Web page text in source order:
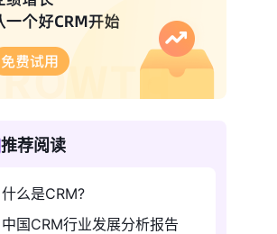
推荐阅读
什么是CRM?
中国CRM行业发展分析报告